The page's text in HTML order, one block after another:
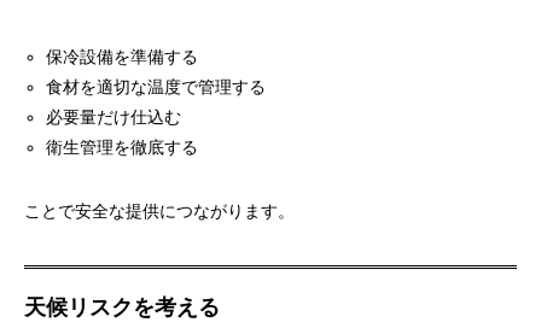
保冷設備を準備する
食材を適切な温度で管理する
必要量だけ仕込む
衛生管理を徹底する
ことで安全な提供につながります。
天候リスクを考える